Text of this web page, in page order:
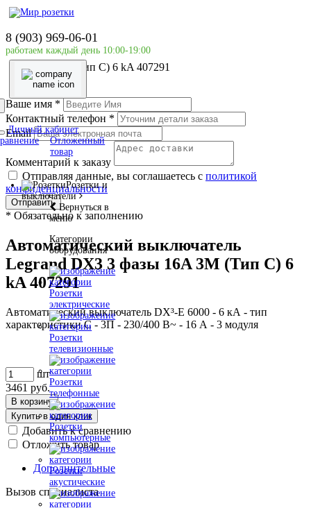
8 (903) 969-06-01
работаем каждый день 10:00-19:00
Личный кабинет
Отложенный
товар
Розетки и
выключатели
Вернуться в
меню
Категории
оборудования
Розетки
электрические
Розетки
телевизионные
Розетки
телефонные
Розетки
компьютерные
Розетки
акустические
Главная страница
LEGRAND
Автоматический выключатель Legrand DX3 3 фазы
16A 3М (Тип C) 6 kA 407291
Ваше имя *
Контактный телефон *
Email
Комментарий к заказу
Отправляя данные, вы соглашаетесь с политикой
конфиденциальности
Отправить
* Обязательно к заполнению
Автоматический выключатель
Legrand DX3 3 фазы 16A 3М (Тип C) 6
kA 407291
Автоматический выключатель DX³-E 6000 - 6 кА - тип
характеристики C - 3П - 230/400 В~ - 16 А - 3 модуля
шт
3461 руб.
В корзину
Купить в один клик
Добавить к сравнению
Отложить товар
Дополнительные
Вызов специалиста